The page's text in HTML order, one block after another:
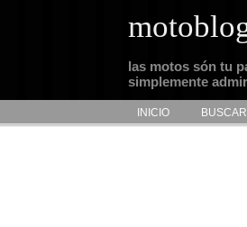
las motos són tu
simplemente
INICIO BUSCAR